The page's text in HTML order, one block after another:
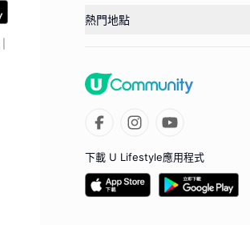
熱門地點
下載 U Lifestyle應用程式